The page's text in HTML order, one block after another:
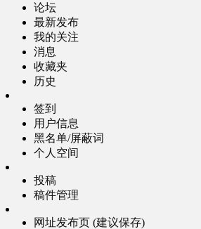
论坛
最新发布
我的关注
消息
收藏夹
历史
签到
用户信息
黑名单/屏蔽词
个人空间
投稿
稿件管理
网址发布页 (建议保存)